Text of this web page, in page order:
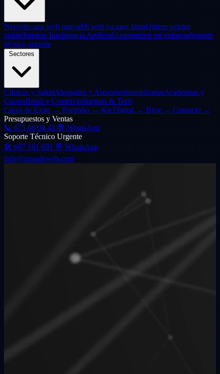
Necesito una web nuevaMi web va muy lentaQuiero vender
onlineIntegrar Inteligencia ArtificialAutomatizar mi empresaSoporte
técnico urgente
Sectores
Clínicas y SaludAbogados y AsesoríasInmobiliariasAcademias y
CursosRetail y ComercioStartups & Tech
Casos de Éxito → Portfolio → Kit Digital → Blog → Contacto →
Presupuestos y Ventas
📞 675 66 04 43 💬 WhatsApp
Soporte Técnico Urgente
🛠️ 687 161 691 💬 WhatsApp
info@zonadeweb.com